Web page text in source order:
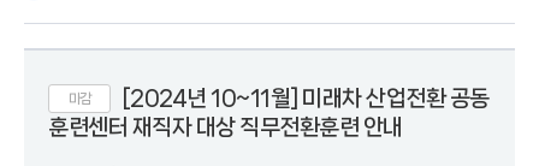
마감
[2024년 10~11월] 미래차 산업전환 공동
훈련센터 재직자 대상 직무전환훈련 안내